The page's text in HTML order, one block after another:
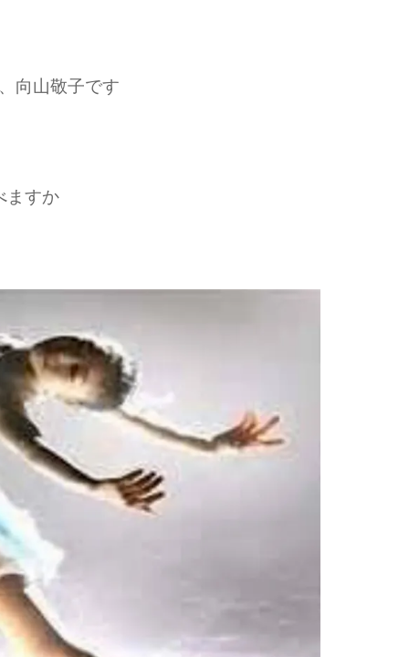
向山敬子です
ますか